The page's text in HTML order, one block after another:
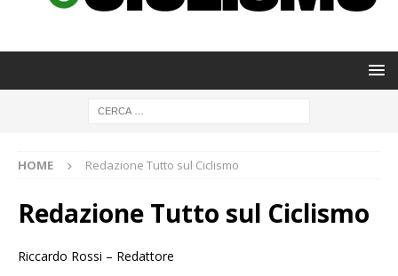
HOME Redazione Tutto sul Ciclismo
Redazione Tutto sul Ciclismo
Riccardo Rossi – Redattore